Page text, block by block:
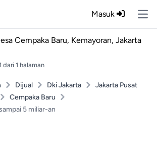
Masuk
Cempaka Baru, Kemayoran, Jakarta
dari 1 halaman
Dijual Dki Jakarta
Jakarta Pusat
Cempaka Baru
5 miliar-an